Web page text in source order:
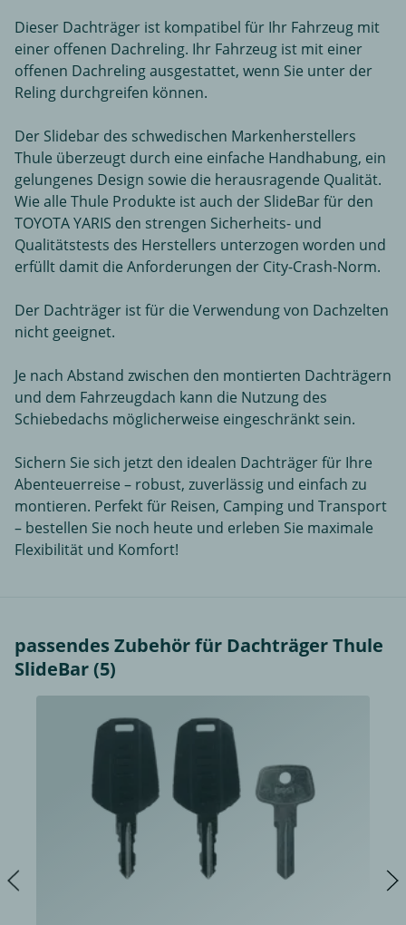
Dieser Dachträger ist kompatibel für Ihr Fahrzeug mit
einer offenen Dachreling. Ihr Fahrzeug ist mit einer
offenen Dachreling ausgestattet, wenn Sie unter der
Reling durchgreifen können.
Der Slidebar des schwedischen Markenherstellers
Thule überzeugt durch eine einfache Handhabung, ein
gelungenes Design sowie die herausragende Qualität.
Wie alle Thule Produkte ist auch der SlideBar für den
TOYOTA YARIS den strengen Sicherheits- und
Qualitätstests des Herstellers unterzogen worden und
erfüllt damit die Anforderungen der City-Crash-Norm.
Der Dachträger ist für die Verwendung von Dachzelten
nicht geeignet.
Je nach Abstand zwischen den montierten Dachträgern
und dem Fahrzeugdach kann die Nutzung des
Schiebedachs möglicherweise eingeschränkt sein.
Sichern Sie sich jetzt den idealen Dachträger für Ihre
Abenteuerreise – robust, zuverlässig und einfach zu
montieren. Perfekt für Reisen, Camping und Transport
– bestellen Sie noch heute und erleben Sie maximale
Flexibilität und Komfort!
passendes Zubehör für Dachträger Thule
SlideBar (5)